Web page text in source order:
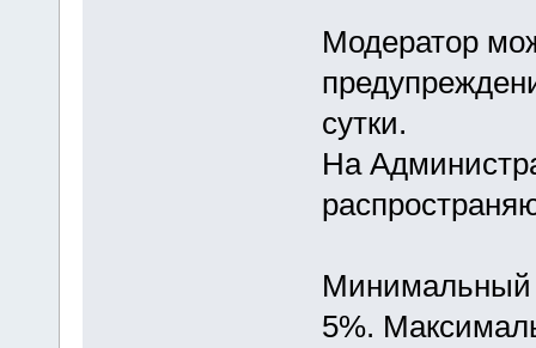
Модератор
сутки.
На
Минимальный
5%.